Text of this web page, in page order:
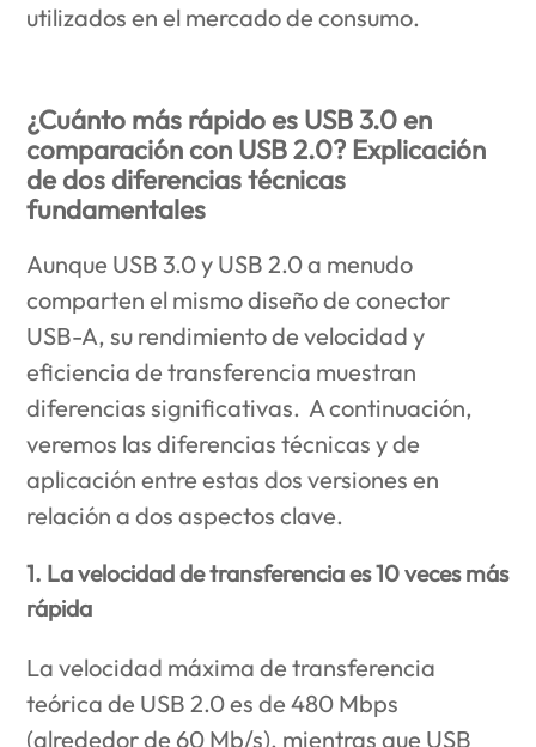
utilizados en el mercado de consumo.
¿Cuánto más rápido es USB 3.0 en
comparación con USB 2.0? Explicación
de dos diferencias técnicas
fundamentales
Aunque USB 3.0 y USB 2.0 a menudo
comparten el mismo diseño de conector
USB-A, su rendimiento de velocidad y
eficiencia de transferencia muestran
diferencias significativas. A continuación,
veremos las diferencias técnicas y de
aplicación entre estas dos versiones en
relación a dos aspectos clave.
1. La velocidad de transferencia es 10 veces más
rápida
La velocidad máxima de transferencia
teórica de USB 2.0 es de 480 Mbps
(alrededor de 60 Mb/s), mientras que USB